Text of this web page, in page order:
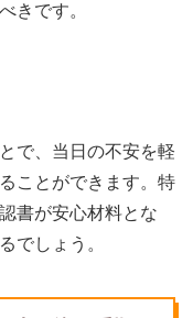
きです。
で、当日の不安を軽
ことができます。特
書が安心材料とな
でしょう。